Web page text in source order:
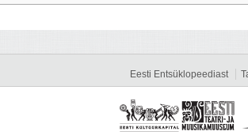
Eesti Entsüklopeediast